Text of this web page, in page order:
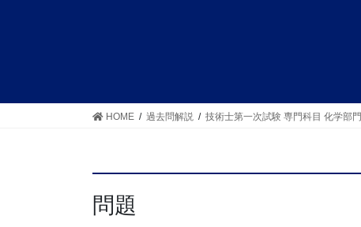
HOME 過去問解説 技術士第一次試験 専門科目 化学部門
問題